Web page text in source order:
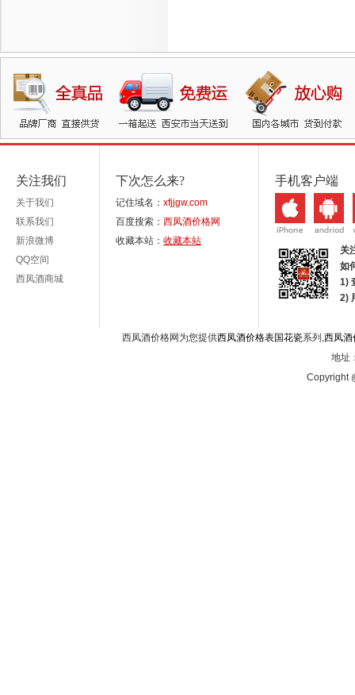
关注我们
关于我们
联系我们
新浪微博
QQ空间
西凤酒商城
下次怎么来?
记住域名： xfjjgw.com
百度搜索： 西凤酒价格网
收藏本站： 收藏本站
手机客户端
关
如
1)
2)
西凤酒价格网为您提供西凤酒价格表国花瓷系列,西凤酒
地址
Copyright